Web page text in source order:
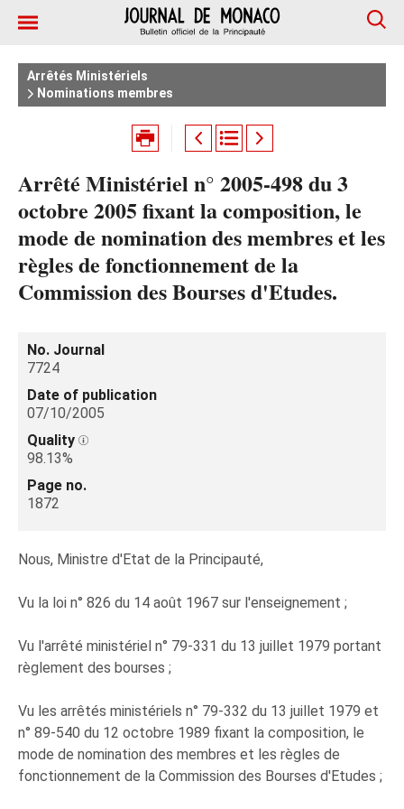
Arrêtés Ministériels
Nominations membres
Arrêté Ministériel n° 2005-498 du 3
octobre 2005 fixant la composition, le
mode de nomination des membres et les
règles de fonctionnement de la
Commission des Bourses d'Etudes.
No. Journal
7724
Date of publication
07/10/2005
Quality
98.13%
Page no.
1872
Nous, Ministre d'Etat de la Principauté,
Vu la loi n° 826 du 14 août 1967 sur l'enseignement ;
Vu l'arrêté ministériel n° 79-331 du 13 juillet 1979 portant
règlement des bourses ;
Vu les arrêtés ministériels n° 79-332 du 13 juillet 1979 et
n° 89-540 du 12 octobre 1989 fixant la composition, le
mode de nomination des membres et les règles de
fonctionnement de la Commission des Bourses d'Etudes ;